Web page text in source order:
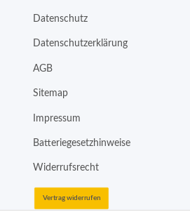
Datenschutz
Datenschutzerklärung
AGB
Sitemap
Impressum
Batteriegesetzhinweise
Widerrufsrecht
Vertrag widerrufen